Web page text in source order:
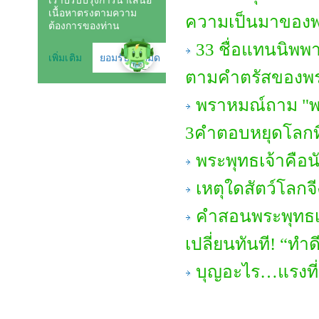
ความเป็นมาของ
33 ชื่อแทนนิพพ
ตามคำตรัสของพ
พราหมณ์ถาม "พ
3คำตอบหยุดโล
พระพุทธเจ้าคือ
เหตุใดสัตว์โลก
คำสอนพระพุทธ
เปลี่ยนทันที! “ทำ
บุญอะไร…แรงที่